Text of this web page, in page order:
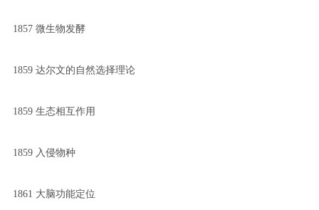
1857 微生物发酵
1859 达尔文的自然选择理论
1859 生态相互作用
1859 入侵物种
1861 大脑功能定位